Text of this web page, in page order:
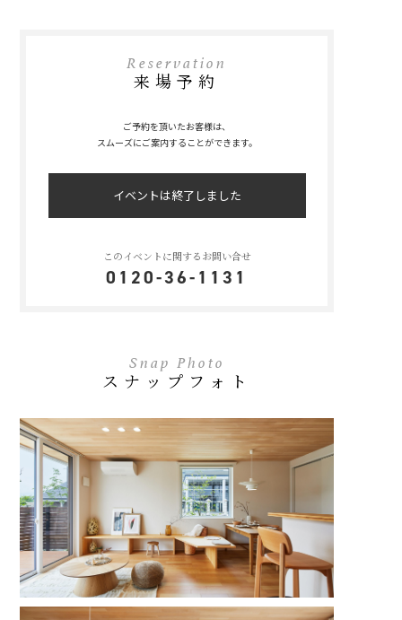
Reservation
来場予約
ご予約を頂いたお客様は、
スムーズにご案内することができます。
イベントは終了しました
このイベントに関するお問い合せ
0120-36-1131
Snap Photo
スナップフォト